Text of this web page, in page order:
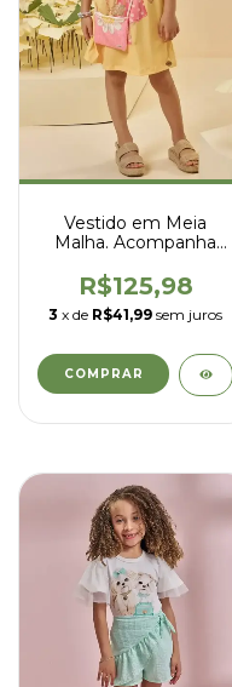
Vestido em Meia
Malha. Acompanha
R$125,98
3 x de R$41,99 sem juros
COMPRAR